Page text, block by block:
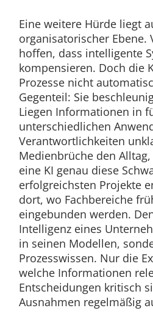
Eine weitere Hürde liegt
organisatorischer Ebene.
hoffen, dass intelligente
kompensieren. Doch die
Prozesse nicht
Gegenteil: Sie
Liegen Informationen in
unterschiedlichen
Verantwortlichkeiten
Medienbrüche den
eine KI genau diese
erfolgreichsten Projekte
dort, wo Fachbereiche
eingebunden werden.
Intelligenz eines
in seinen Modellen,
Prozesswissen. Nur die
welche Informationen
Entscheidungen kritisch
Ausnahmen regelmäßig